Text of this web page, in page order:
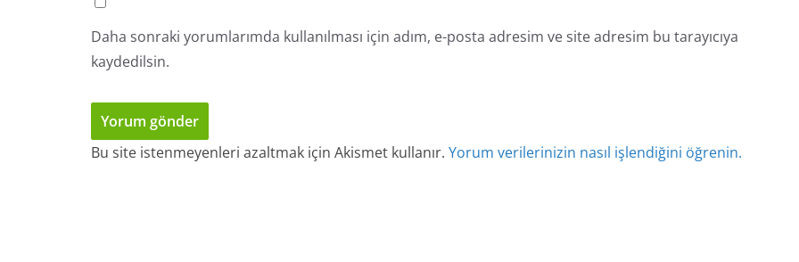
Daha sonraki yorumlarımda kullanılması için adım, e-posta adresim ve site adresim bu tarayıcıya
kaydedilsin.
Bu site istenmeyenleri azaltmak için Akismet kullanır. Yorum verilerinizin nasıl işlendiğini öğrenin.